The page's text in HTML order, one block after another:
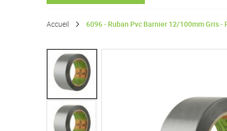
Accueil 6096 - Ruban Pvc Barnier 12/100mm Gris
Passer
d’images